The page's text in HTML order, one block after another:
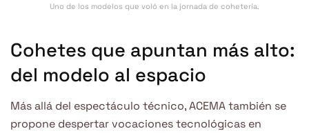
Uno de los modelos que voló en la jornada de cohetería.
Cohetes que apuntan más alto:
del modelo al espacio
Más allá del espectáculo técnico, ACEMA también se
propone despertar vocaciones tecnológicas en